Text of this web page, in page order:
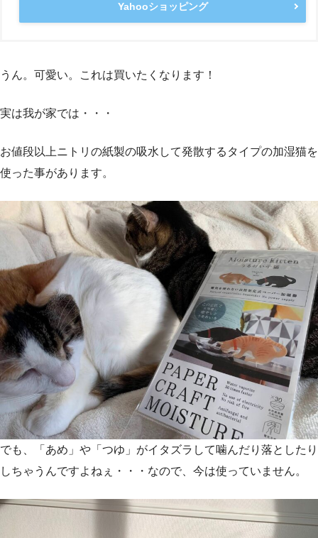
Yahooショッピング
うん。可愛い。これは買いたくなります！
実は我が家では・・・
お値段以上ニトリの紙製の吸水して発散するタイプの加湿猫を
使った事があります。
でも、「あめ」や「つゆ」がイタズラして噛んだり落としたり
しちゃうんですよねぇ・・・なので、今は使っていません。